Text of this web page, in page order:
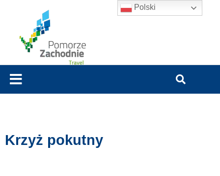
Krzyż pokutny
Polski